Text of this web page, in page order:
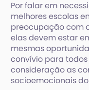
Por falar em
melhores escolas
preocupação com
elas devem estar
mesmas
convívio para
consideração as
socioemocionais